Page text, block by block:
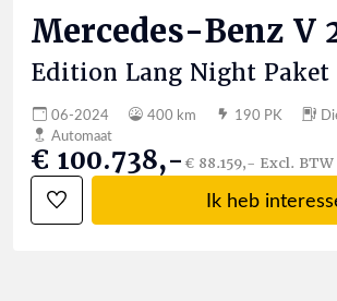
Mercedes-Benz V
Edition Lang Night Paket
06-2024 400 km 190 PK
Automaat
€ 100.738,-€ 88.159,- Excl. BTW
Ik heb